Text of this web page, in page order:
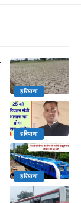
हरियाणा
हरियाणा
हरियाणा